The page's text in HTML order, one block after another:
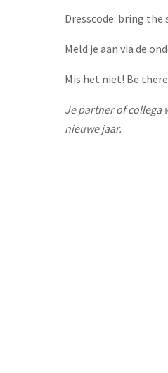
Dresscode: bring
Meld je aan via de
Mis het niet! Be
Je partner of collega
nieuwe jaar.